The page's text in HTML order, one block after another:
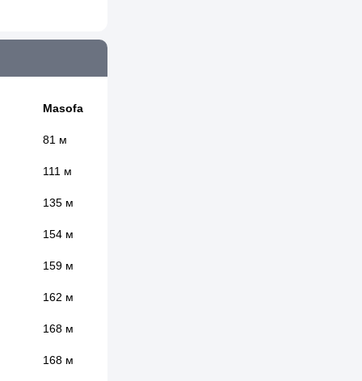
Masofa
81 м
111 м
135 м
154 м
159 м
162 м
168 м
168 м